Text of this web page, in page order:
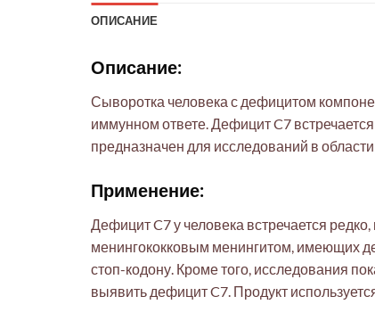
ОПИСАНИЕ
Описание:
Сыворотка человека с дефицитом
иммунном ответе. Дефицит C7
предназначен для исследований в
Применение:
Дефицит C7 у человека встречается
менингококковым менингитом, имеющих
стоп-кодону. Кроме того, исследования
выявить дефицит C7. Продукт